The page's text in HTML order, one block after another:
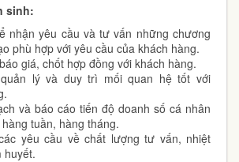
sinh:
nhận yêu cầu và tư vấn những chương
phù hợp với yêu cầu của khách hàng.
giá, chốt hợp đồng với khách hàng.
lý và duy trì mối quan hệ tốt với
và báo cáo tiến độ doanh số cá nhân
tuần, hàng tháng.
yêu cầu về chất lượng tư vấn, nhiệt
huyết.